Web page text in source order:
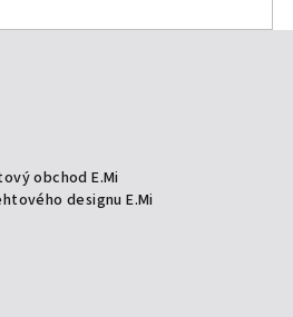
obchod E.Mi
designu E.Mi